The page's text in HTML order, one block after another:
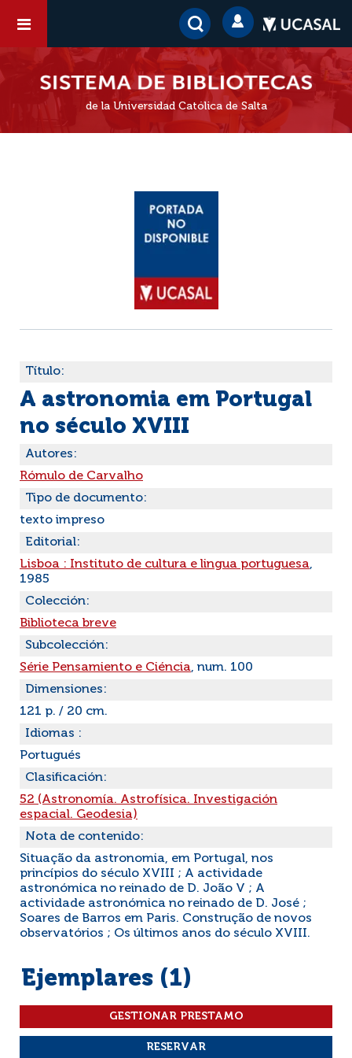
de la Universidad Católica de Salta
Título:
A astronomia em Portugal
no século XVIII
Autores:
Rómulo de Carvalho
Tipo de documento:
texto impreso
Editorial:
Lisboa : Instituto de cultura e lingua portuguesa,
1985
Colección:
Biblioteca breve
Subcolección:
Série Pensamiento e Ciéncia, num. 100
Dimensiones:
121 p. / 20 cm.
Idiomas :
Portugués
Clasificación:
52 (Astronomía. Astrofísica. Investigación
espacial. Geodesia)
Nota de contenido:
Situação da astronomia, em Portugal, nos
princípios do século XVIII ; A actividade
astronómica no reinado de D. João V ; A
actividade astronómica no reinado de D. José ;
Soares de Barros em Paris. Construção de novos
observatórios ; Os últimos anos do século XVIII.
Ejemplares (1)